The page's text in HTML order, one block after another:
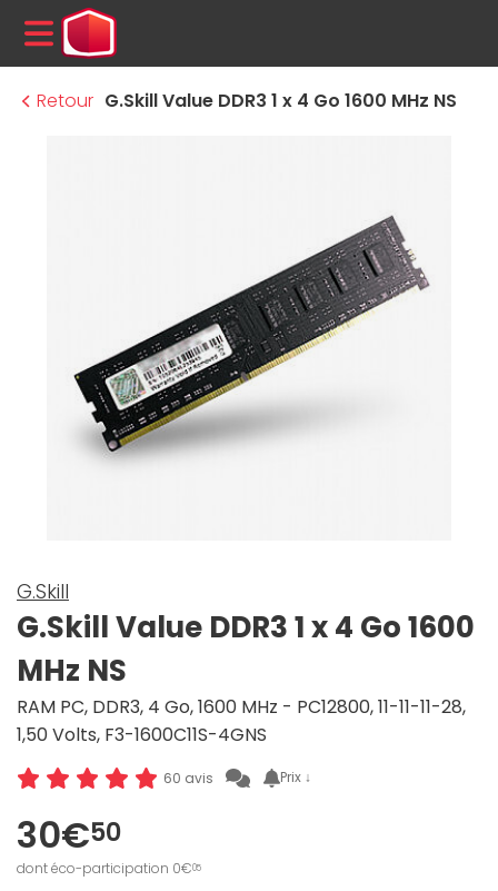
MENU
Retour G.Skill Value DDR3 1 x 4 Go 1600 MHz NS
G.Skill
G.Skill Value DDR3 1 x 4 Go 1600
MHz NS
RAM PC, DDR3, 4 Go, 1600 MHz - PC12800, 11-11-11-28,
1,50 Volts, F3-1600C11S-4GNS
60 avis Prix ↓
30€50
dont éco-participation 0€05